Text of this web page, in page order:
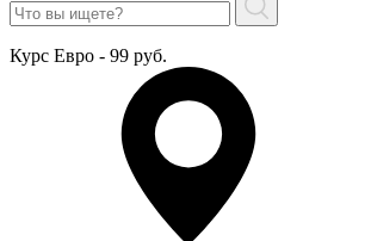
Курс Евро - 99 руб.